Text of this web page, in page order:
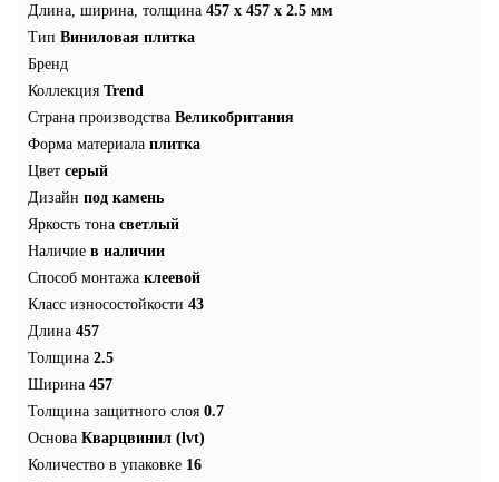
Длина, ширина, толщина 457 x 457 x 2.5 мм
Тип Виниловая плитка
Бренд
Коллекция Trend
Страна производства Великобритания
Форма материала плитка
Цвет серый
Дизайн под камень
Яркость тона светлый
Наличие в наличии
Способ монтажа клеевой
Класс износостойкости 43
Длина 457
Толщина 2.5
Ширина 457
Толщина защитного слоя 0.7
Основа Кварцвинил (lvt)
Количество в упаковке 16